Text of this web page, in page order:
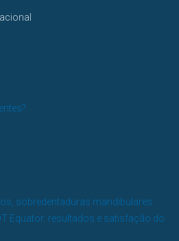
sobredentaduras mandibulares
Equator: resultados e satisfação do